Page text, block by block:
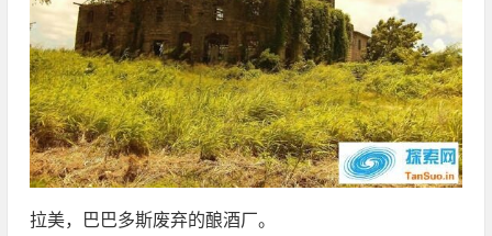
拉美，巴巴多斯废弃的酿酒厂。